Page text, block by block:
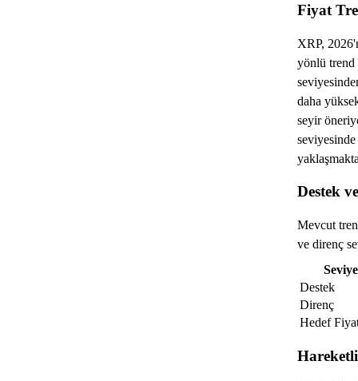
Fiyat
XRP,
yönlü trend
daha
seyir
Destek
Mevcut
ve direnç
Seviye
Destek
Direnç
Hedef